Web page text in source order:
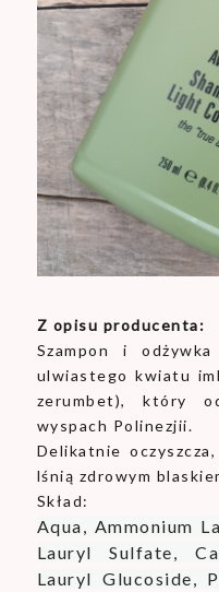
Z opisu producenta:
Szampon i
ulwiastego kwiatu
zerumbet), który
wyspach Polinezjii.
Delikatnie
lśnią zdrowym
Skład:
Aqua, Ammonium
Lauryl Sulfate,
Lauryl Glucoside,